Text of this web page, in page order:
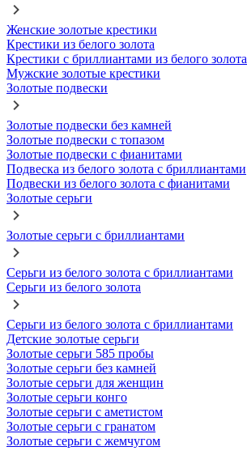
Женские золотые крестики
Крестики из белого золота
Крестики с бриллиантами из белого золота
Мужские золотые крестики
Золотые подвески
Золотые подвески без камней
Золотые подвески с топазом
Золотые подвески с фианитами
Подвеска из белого золота с бриллиантами
Подвески из белого золота с фианитами
Золотые серьги
Золотые серьги с бриллиантами
Серьги из белого золота с бриллиантами
Серьги из белого золота
Серьги из белого золота с бриллиантами
Детские золотые серьги
Золотые серьги 585 пробы
Золотые серьги без камней
Золотые серьги для женщин
Золотые серьги конго
Золотые серьги с аметистом
Золотые серьги с гранатом
Золотые серьги с жемчугом